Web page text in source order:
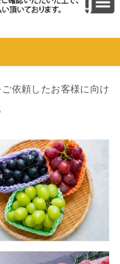
依頼したお客様に向け